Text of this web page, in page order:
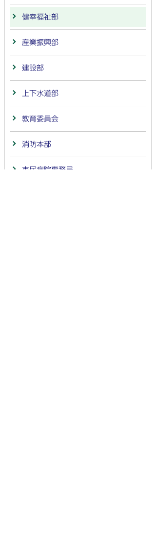
健幸福祉部
産業振興部
建設部
上下水道部
教育委員会
消防本部
市民病院事務局